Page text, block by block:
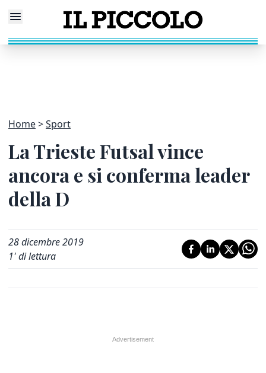
Home Sport
La Trieste Futsal vince
ancora e si conferma leader
della D
28 dicembre 2019
1' di lettura